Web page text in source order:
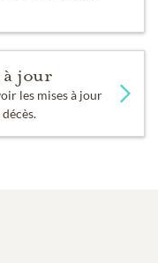
à jour
les mises à jour